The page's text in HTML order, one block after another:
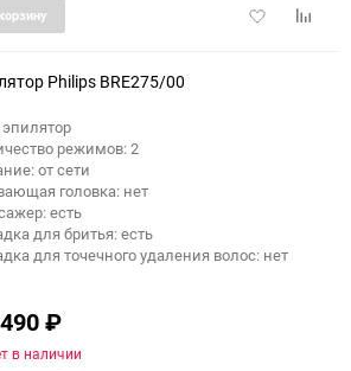
Добавить
Philips BRE275/00
режимов: 2
от сети
головка: нет
есть
для бритья: есть
для точечного удаления волос: нет
₽
в наличии